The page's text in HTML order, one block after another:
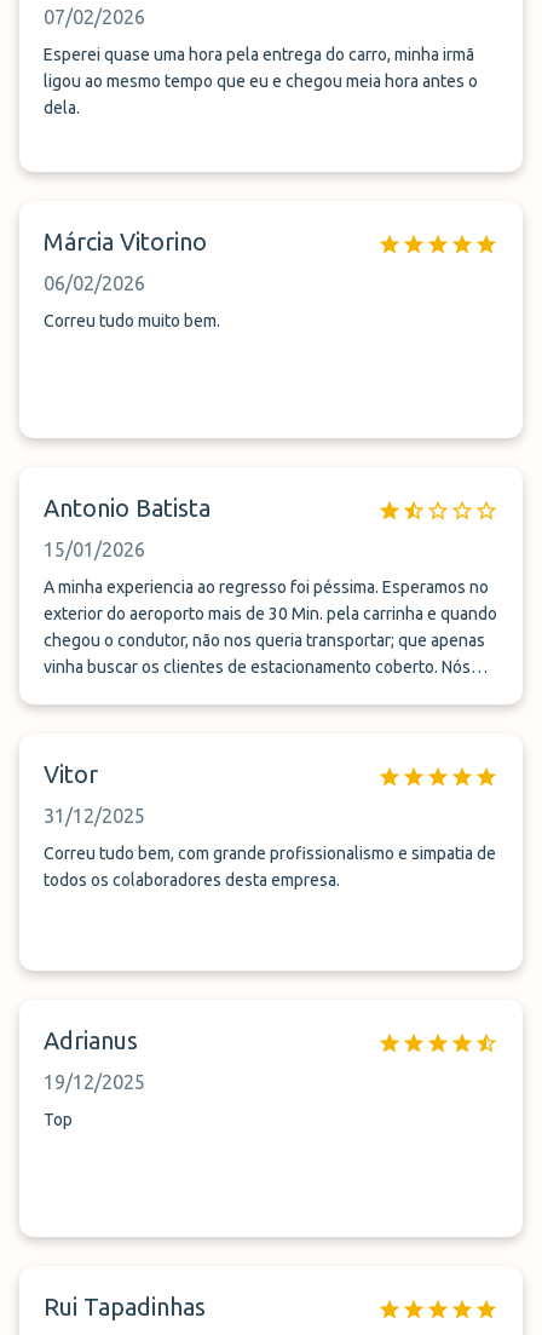
07/02/2026
Esperei quase uma hora pela entrega do carro, minha irmã
ligou ao mesmo tempo que eu e chegou meia hora antes o
dela.
Márcia Vitorino
06/02/2026
Correu tudo muito bem.
Antonio Batista
15/01/2026
A minha experiencia ao regresso foi péssima. Esperamos no
exterior do aeroporto mais de 30 Min. pela carrinha e quando
chegou o condutor, não nos queria transportar; que apenas
vinha buscar os clientes de estacionamento coberto. Nós
na viatura...ao fim de alguma discussão e um telefonema com
como clientes de segunda classe...ao fim de uma viagem
longa e cansativa a atitude do condutor foi bastante
desagradável. Nunca mais estacionamos no easy Parking....
Vitor
31/12/2025
Correu tudo bem, com grande profissionalismo e simpatia de
todos os colaboradores desta empresa.
Adrianus
19/12/2025
Top
Rui Tapadinhas